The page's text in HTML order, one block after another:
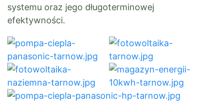
systemu oraz jego długoterminowej
efektywności.